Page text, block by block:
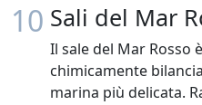
10 Sali del Mar
Il sale del Mar Rosso
chimicamente
marina più delicata.